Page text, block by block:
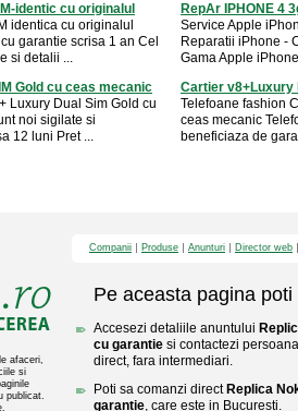
identic cu originalul
identica cu originalul
garantie scrisa 1 an Cel
si detalii ...
RepAr IPHONE 4
Service Apple
Reparatii iPhone -
Gama Apple
Gold cu ceas mecanic
Luxury Dual Sim Gold cu
noi sigilate si
12 luni Pret ...
Cartier v8+Luxury
Telefoane fashion
ceas mecanic
beneficiaza de
afaceri,
si
publicat.
Companii Produse Anunturi Director web
Pe aceasta pagina poti
Accesezi detaliile anuntului
cu garantie si contactezi
direct, fara intermediari.
Poti sa comanzi direct Replica
garantie, care este in Bucuresti.